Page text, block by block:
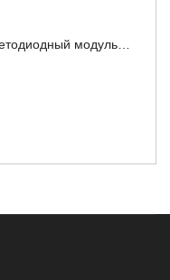
Герметичный светодиодный модуль MINI PIX LP-2835-2 (2 SMD) 12 В, холодный белый (10 000 К)